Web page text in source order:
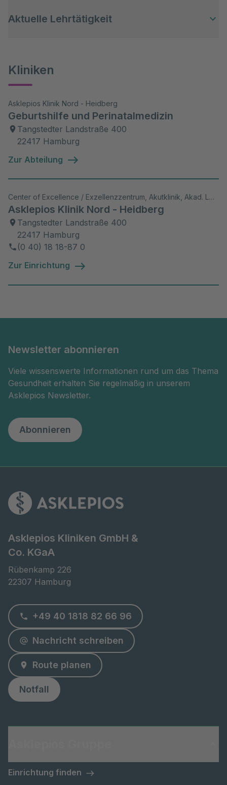
Wachstumsrestriktion
2014 Christian Lauritzen Preis
Aktuelle Lehrtätigkeit
Universität
Kliniken
Asklepios Klinik Nord - Heidberg
Geburtshilfe und Perinatalmedizin
Tangstedter Landstraße 400
22417 Hamburg
Zur Abteilung
Center of Excellence / Exzellenzzentrum, Akutklinik, Akad. Lehrkrankenhaus, Wiss. Aktivitäten
Asklepios Klinik Nord - Heidberg
Tangstedter Landstraße 400
22417 Hamburg
(0 40) 18 18-87 0
Zur Einrichtung
Newsletter abonnieren
Viele wissenswerte Informationen rund um das Thema
Gesundheit erhalten Sie regelmäßig in unserem
Asklepios Newsletter.
Abonnieren
Asklepios Kliniken GmbH &
Co. KGaA
Rübenkamp 226
22307 Hamburg
+49 40 1818 82 66 96
Nachricht schreiben
Route planen
Notfall
Einrichtung finden